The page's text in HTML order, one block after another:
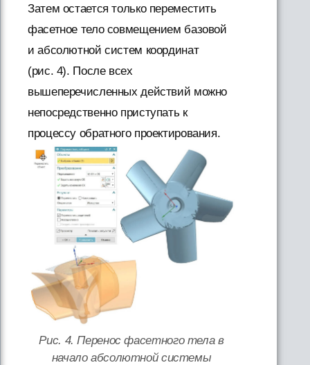
Затем остается только переместить
фасетное тело совмещением базовой
и абсолютной систем координат
(рис. 4). После всех
вышеперечисленных действий можно
непосредственно приступать к
процессу обратного проектирования.
Рис. 4. Перенос фасетного тела в
начало абсолютной системы